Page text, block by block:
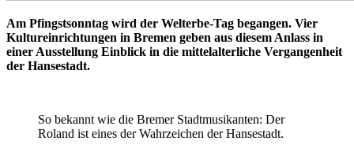
Am Pfingstsonntag wird der Welterbe-Tag begangen. Vier
Kultureinrichtungen in Bremen geben aus diesem Anlass in
einer Ausstellung Einblick in die mittelalterliche Vergangenheit
der Hansestadt.
So bekannt wie die Bremer Stadtmusikanten: Der
Roland ist eines der Wahrzeichen der Hansestadt.